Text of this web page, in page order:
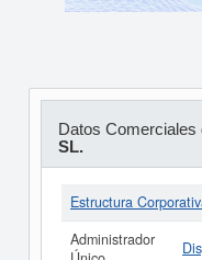
Datos Comerciales
SL.
Estructura
Administrador